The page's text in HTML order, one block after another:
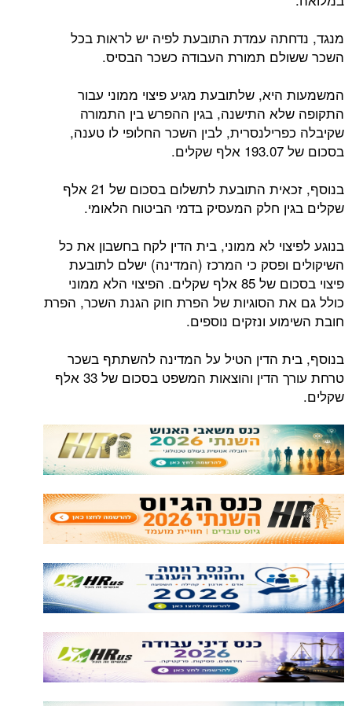
מנגד, נדחתה עמדת התובעת לפיה יש לראות בכל
השכר ששולם תמורת העבודה כשכר הבסיס.
המשמעות היא, שלתובעת מגיע פיצוי ממוני עבור
התקופה שלא התישנה, בגין ההפרש בין התמורה
שקיבלה כפרילנסרית, לבין השכר החלופי לו טענה,
בסכום של 193.07 אלף שקלים.
בנוסף, זכאית התובעת לתשלום בסכום של 21 אלף
שקלים בגין חלק המעסיק בדמי הביטוח הלאומי.
בנוגע לפיצוי לא ממוני, בית הדין לקח בחשבון את כל
השיקולים ופסק כי המרכז (המדינה) ישלם לתובעת
פיצוי בסכום של 85 אלף שקלים. הפיצוי הלא ממוני
כולל גם את הסוגיות של הפרת חוק הגנת השכר, הפרת
חובת השימוע ונזקים נוספים.
בנוסף, בית הדין הטיל על המדינה להשתתף בשכר
טרחת עורך הדין והוצאות המשפט בסכום של 33 אלף
שקלים.